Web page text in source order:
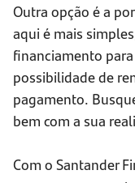
Outra opção é a
aqui é mais
financiamento
possibilidade de
pagamento.
bem com a sua
Com o Santander